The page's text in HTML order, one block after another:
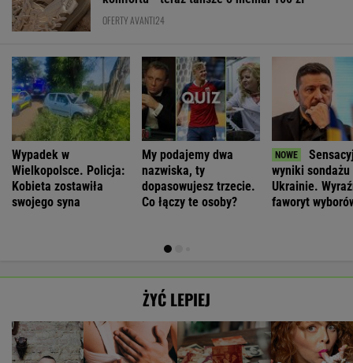
OFERTY AVANTI24
Wypadek w
Wielkopolsce. Policja:
Kobieta zostawiła
swojego syna
My podajemy dwa
nazwiska, ty
dopasowujesz trzecie.
Co łączy te osoby?
wyniki sondażu
Ukrainie.
faworyt
ŻYĆ LEPIEJ